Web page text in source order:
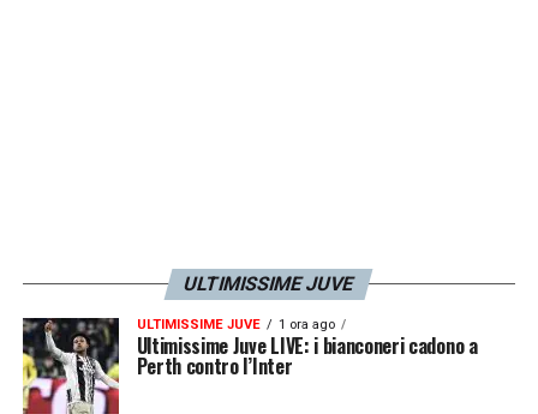
ULTIMISSIME JUVE
ULTIMISSIME JUVE 1 ora ago
Ultimissime Juve LIVE: i bianconeri cadono a
Perth contro l’Inter